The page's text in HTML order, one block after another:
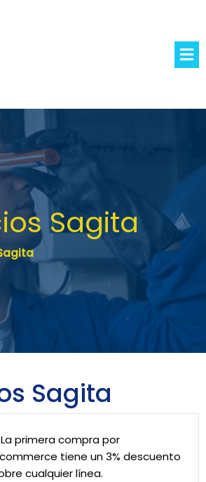
Sagita
Sagita
primera compra por
tiene un 3% descuento
cualquier línea.